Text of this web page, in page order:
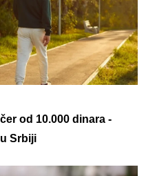
od 10.000 dinara -
Srbiji